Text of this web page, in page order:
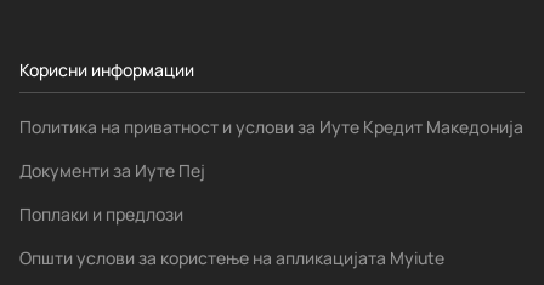
Корисни информации
Политика на приватност и услови за Иуте Кредит Македонија
Документи за Иуте Пеј
Поплаки и предлози
Општи услови за користење на апликацијата Myiute